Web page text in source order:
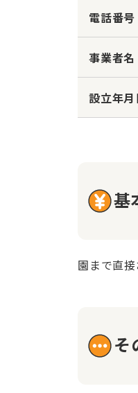
電話番号
事業者名
設立年月
基
園まで直
そ